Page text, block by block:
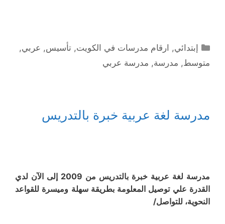
التصنيفات
إبتدائي, ارقام مدرسات في الكويت,تأسيس, عربي,
متوسط, مدرسة, مدرسة عربي
مدرسة لغة عربية خبرة بالتدريس
مدرسة لغة عربية خبرة بالتدريس من 2009 إلى الآن لدي
القدرة علي توصيل المعلومة بطريقة سهلة وميسرة للقواعد
النحوية، للتواصل/